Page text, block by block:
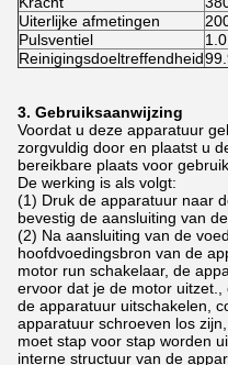
Uiterlijke afmetingen
Pulsventiel
Reinigingsdoeltreffendheid
3. Gebruiksaanwijzing
Voordat u deze apparatuur
zorgvuldig door en plaatst u
bereikbare plaats voor
De werking is als volgt:
(1) Druk de apparatuur naar
bevestig de aansluiting van
(2) Na aansluiting van de
hoofdvoedingsbron van de
motor run schakelaar, de
ervoor dat je de motor
de apparatuur uitschakelen,
apparatuur schroeven los
moet stap voor stap worden
interne structuur van de